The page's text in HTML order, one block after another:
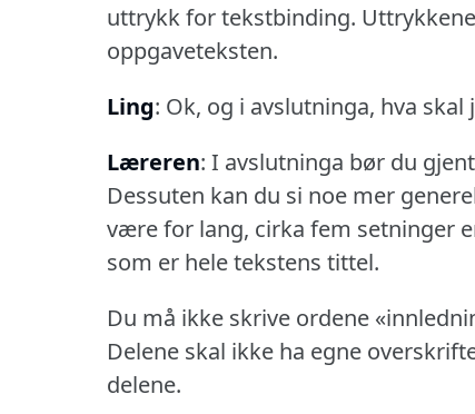
uttrykk for tekstbinding.
oppgaveteksten.
Ling: Ok, og i avslutninga, hva skal
Læreren: I avslutninga bør du
Dessuten kan du si noe mer
være for lang, cirka fem setninger
som er hele tekstens tittel.
Du må ikke skrive ordene
Delene skal ikke ha egne
delene.